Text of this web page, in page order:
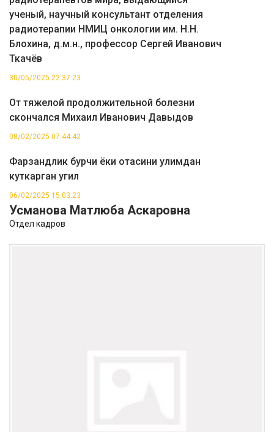
ученый, научный консультант отделения
радиотерапии НМИЦ онкологии им. Н.Н.
Блохина, д.м.н., профессор Сергей Иванович
Ткачёв
30/05/2025 22:37:23
От тяжелой продолжительной болезни
скончался Михаил Иванович Давыдов
08/02/2025 07:44:42
Фарзандлик бурчи ёки отасини улимдан
куткарган угил
06/02/2025 15:03:23
Усманова Матлюба Аскаровна
Отдел кадров